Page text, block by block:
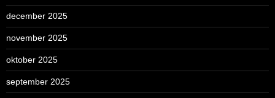
december 2025
november 2025
oktober 2025
september 2025